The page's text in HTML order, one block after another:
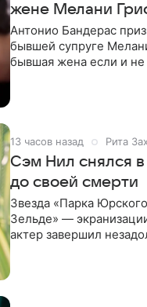
жене Мелани
Антонио Бандерас
бывшей супруге
бывшая жена если и
13 часов назад Рита
Сэм Нил снялся в
до своей смерти
Звезда «Парка
Зельде» —
актер завершил